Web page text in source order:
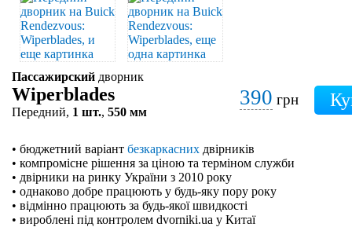
Пассажирский дворник
Wiperblades
Передний, 1 шт., 550 мм
390 грн
• бюджетний варіант безкаркасних двірників
• компромісне рішення за ціною та терміном служби
• двірники на ринку України з 2010 року
• однаково добре працюють у будь-яку пору року
• відмінно працюють за будь-якої швидкості
• вироблені під контролем dvorniki.ua у Китаї